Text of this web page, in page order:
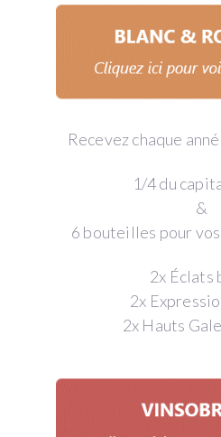
Recevez chaque
1/4 du
&
6 bouteilles pour
2x Éclats
2x
2x Hauts